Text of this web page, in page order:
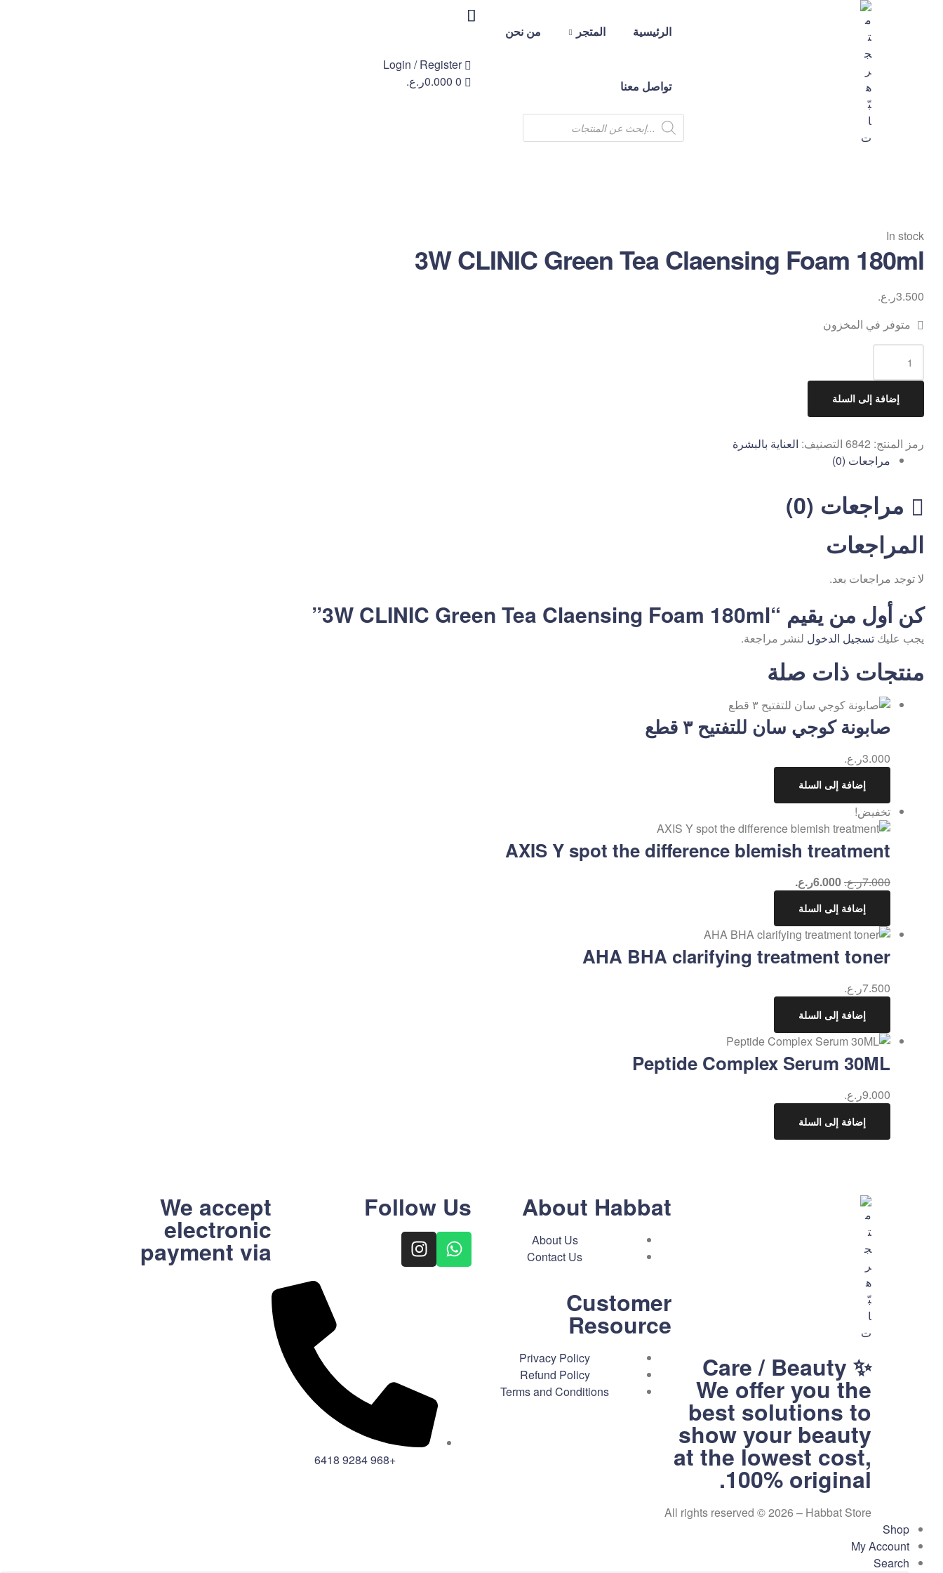
لك
ولكِ
الرئيسية المتجر من نحن
تواصل معنا
Login / Register
0
0.000ر.ع.
In stock
3W CLINIC Green Tea Claensing Foam 180ml
3.500ر.ع.
متوفر في المخزون
إضافة إلى السلة
رمز المنتج: 6842 التصنيف: العناية بالبشرة
مراجعات (0)
مراجعات (0)
المراجعات
لا توجد مراجعات بعد.
كن أول من يقيم “3W CLINIC Green Tea Claensing Foam 180ml”
يجب عليك تسجيل الدخول لنشر مراجعة.
منتجات ذات صلة
صابونة كوجي سان للتفتيح ٣ قطع
3.000ر.ع.
إضافة إلى السلة
تخفيض!
AXIS Y spot the difference blemish treatment
7.000ر.ع.6.000ر.ع.
إضافة إلى السلة
AHA BHA clarifying treatment toner
7.500ر.ع.
إضافة إلى السلة
Peptide Complex Serum 30ML
9.000ر.ع.
إضافة إلى السلة
متجر
هبّات
💕
متجر
لك
ولكِ
ولكم
Care / Beauty ✨
We offer you the
best solutions to
show your beauty
at the lowest cost,
100% original.
About Habbat
About Us
Contact Us
Customer
Resource
Privacy Policy
Refund Policy
Terms and Conditions
Follow Us
+968 9284 6418
We accept
electronic
payment via
All rights reserved © 2026 – Habbat Store
Shop
My Account
Search